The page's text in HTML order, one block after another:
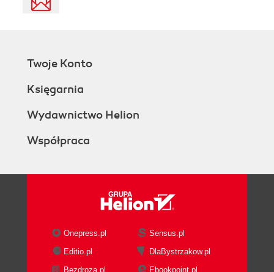
Twoje Konto
Księgarnia
Wydawnictwo Helion
Współpraca
Onepress.pl
Sensus.pl
Editio.pl
DlaBystrzakow.pl
Bezdroza.pl
Ebookpoint.pl